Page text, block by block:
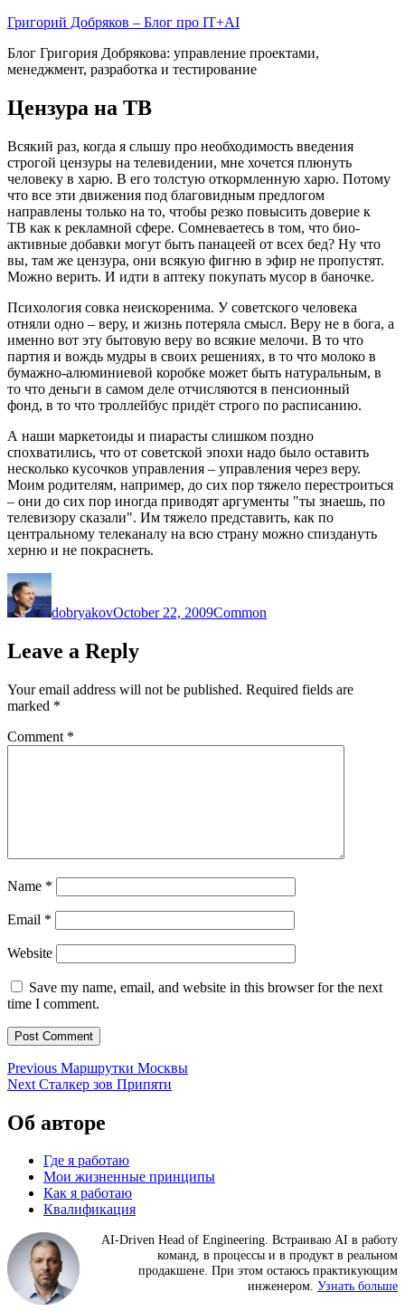
Skip
content
Григорий Добряков – Блог про IT+AI
Блог Григория Добрякова: управление проектами,
менеджмент, разработка и тестирование
Цензура на ТВ
Всякий раз, когда я слышу про необходимость введения
строгой цензуры на телевидении, мне хочется плюнуть
человеку в харю. В его толстую откормленную харю. Потому
что все эти движения под благовидным предлогом
направлены только на то, чтобы резко повысить доверие к
ТВ как к рекламной сфере. Сомневаетесь в том, что био-
активные добавки могут быть панацеей от всех бед? Ну что
вы, там же цензура, они всякую фигню в эфир не пропустят.
Можно верить. И идти в аптеку покупать мусор в баночке.
Психология совка неискоренима. У советского человека
отняли одно – веру, и жизнь потеряла смысл. Веру не в бога, а
именно вот эту бытовую веру во всякие мелочи. В то что
партия и вождь мудры в своих решениях, в то что молоко в
бумажно-алюминиевой коробке может быть натуральным, в
то что деньги в самом деле отчисляются в пенсионный
фонд, в то что троллейбус придёт строго по расписанию.
А наши маркетоиды и пиарасты слишком поздно
спохватились, что от советской эпохи надо было оставить
несколько кусочков управления – управления через веру.
Моим родителям, например, до сих пор тяжело перестроиться
– они до сих пор иногда приводят аргументы "ты знаешь, по
телевизору сказали". Им тяжело представить, как по
центральному телеканалу на всю страну можно спиздануть
херню и не покраснеть.
Author
dobryakovOctober 22, 2009Common
Leave a Reply
Your email address will not be published. Required fields are
marked *
Comment *
Name *
Email *
Website
Save my name, email, and website in this browser for the next
time I comment.
Post
navigation
Previous Previous
post:
Маршрутки Москвы
Next Next
Сталкер зов Припяти
Об авторе
Где я работаю
Мои жизненные принципы
Как я работаю
Квалификация
AI-Driven Head of Engineering. Встраиваю AI в работу
команд, в процессы и в продукт в реальном
продакшене. При этом остаюсь практикующим
инженером. Узнать больше